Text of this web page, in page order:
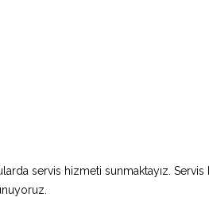
servis hizmeti sunmaktayız. Servis